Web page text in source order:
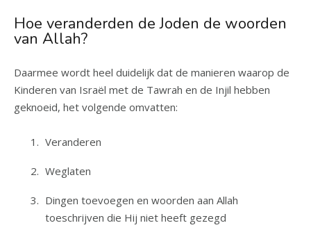
Hoe veranderden de Joden de woorden
van Allah?
Daarmee wordt heel duidelijk dat de manieren waarop de
Kinderen van Israël met de Tawrah en de Injil hebben
geknoeid, het volgende omvatten:
Veranderen
Weglaten
Dingen toevoegen en woorden aan Allah
toeschrijven die Hij niet heeft gezegd